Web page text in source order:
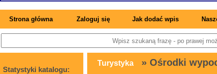
Strona główna Zaloguj się Jak dodać wpis
Statystyki katalogu:
Turystyka » Ośrodki